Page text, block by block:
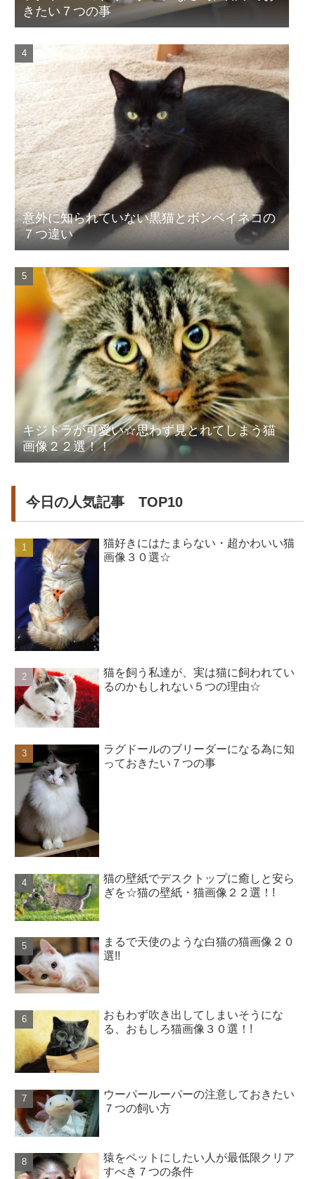
きたい７つの事
意外に知られていない黒猫とボンベイネコの
７つ違い
キジトラが可愛い☆思わず見とれてしまう猫
画像２２選！！
今日の人気記事 TOP10
猫好きにはたまらない・超かわいい猫
画像３０選☆
猫を飼う私達が、実は猫に飼われてい
るのかもしれない５つの理由☆
ラグドールのブリーダーになる為に知
っておきたい７つの事
猫の壁紙でデスクトップに癒しと安ら
ぎを☆猫の壁紙・猫画像２２選！!
まるで天使のような白猫の猫画像２０
選!!
おもわず吹き出してしまいそうにな
る、おもしろ猫画像３０選！!
ウーパールーパーの注意しておきたい
７つの飼い方
猿をペットにしたい人が最低限クリア
すべき７つの条件